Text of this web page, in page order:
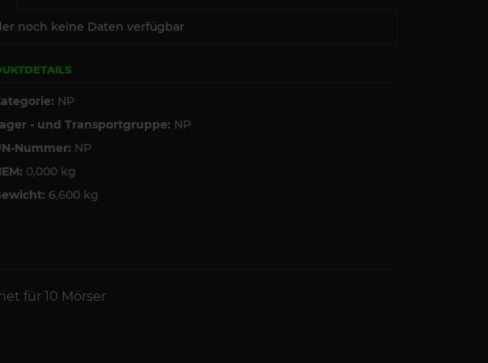
noch keine Daten verfügbar
NP
- und Transportgruppe: NP
Nummer: NP
0,000 kg
6,600 kg
für 10 Mörser